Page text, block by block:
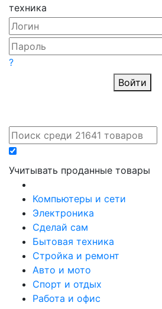
техника
Учитывать проданные товары
?
Войти
Компьютеры и сети
Электроника
Сделай сам
Бытовая техника
Стройка и ремонт
Авто и мото
Спорт и отдых
Работа и офис